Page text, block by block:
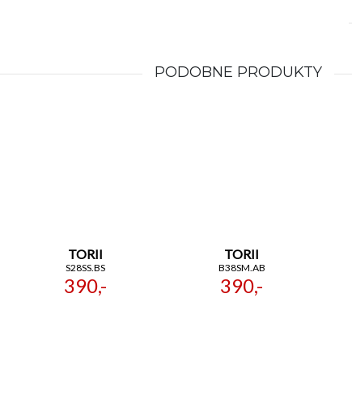
PODOBNE PRODUKTY
TORII
S28SS.BS
390,-
TORII
B38SM.AB
390,-